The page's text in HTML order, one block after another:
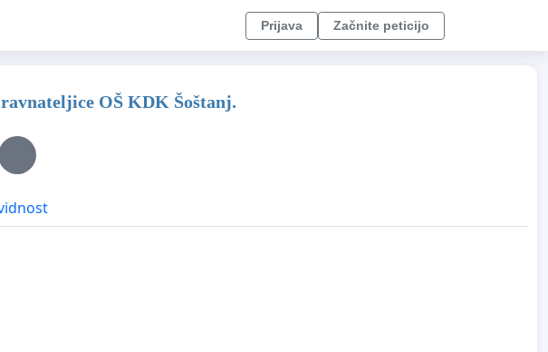
Prijava Začnite peticijo
OŠ KDK Šoštanj.